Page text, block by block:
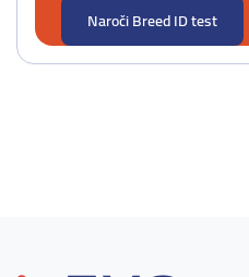
Naroči Breed ID test